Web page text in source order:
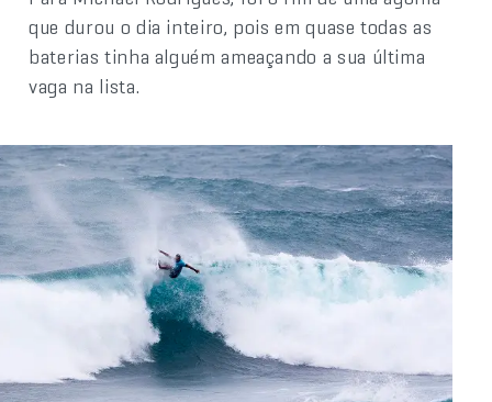
que durou o dia inteiro, pois em quase todas as
baterias tinha alguém ameaçando a sua última
vaga na lista.